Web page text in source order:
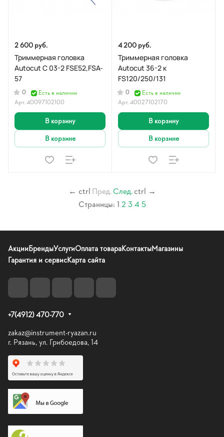
2 600 руб.
Триммерная головка
Autocut С 03-2 FSE52,FSA-
57
0
Есть в наличии
Арт.40097102100
В корзину
В корзине
4 200 руб.
Триммерная головка
Autocut 36-2 к
FS120/250/131
0
Есть в наличии
Арт.40027102170
В корзину
В корзине
← ctrl Пред.След.ctrl →
Страницы: 1 2 34 5
АкцииБрендыУслугиОплата товараКонтактыМагазины
Гарантия и сервисКарта сайта
+7(4912) 470-770
zakaz@instrument-ryazan.ru
г. Рязань, ул. Грибоедова, 14